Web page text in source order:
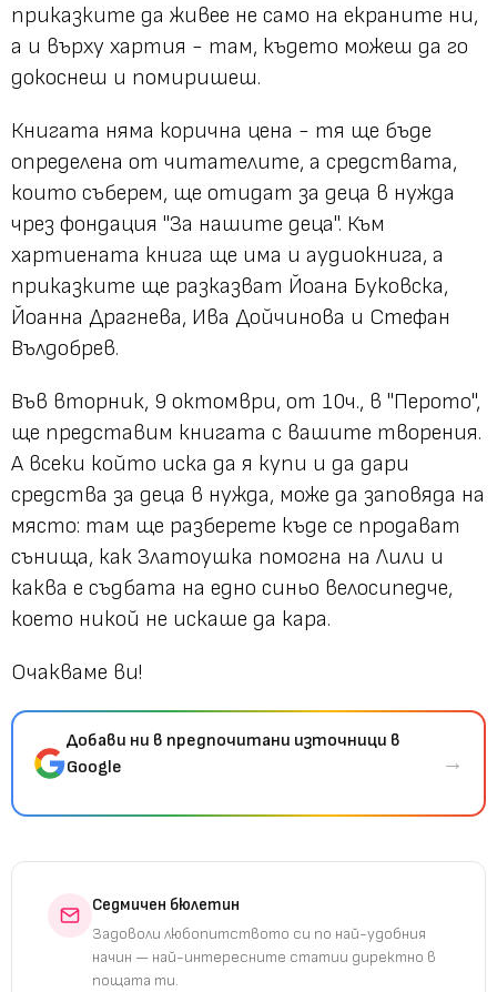
приказките да живее не само на екраните ни,
а и върху хартия - там, където можеш да го
докоснеш и помиришеш.
Книгата няма корична цена - тя ще бъде
определена от читателите, а средствата,
които съберем, ще отидат за деца в нужда
чрез фондация "За нашите деца". Към
хартиената книга ще има и аудиокнига, а
приказките ще разказват Йоана Буковска,
Йоанна Драгнева, Ива Дойчинова и Стефан
Вълдобрев.
Във вторник, 9 октомври, от 10ч., в "Перото",
ще представим книгата с вашите творения.
А всеки който иска да я купи и да дари
средства за деца в нужда, може да заповяда на
място: там ще разберете къде се продават
сънища, как Златоушка помогна на Лили и
каква е съдбата на едно синьо велосипедче,
което никой не искаше да кара.
Очакваме ви!
Добави ни в предпочитани източници в
Google
→
Седмичен бюлетин
Задоволи любопитството си по най-удобния
начин — най-интересните статии директно в
пощата ти.